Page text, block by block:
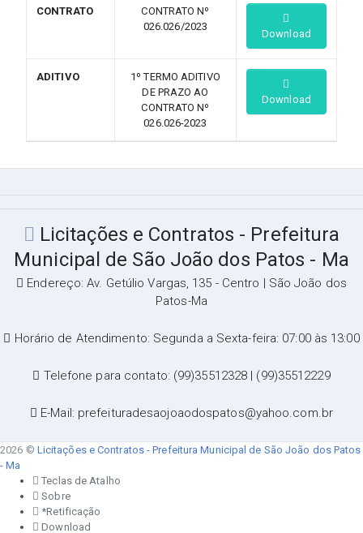
CONTRATO
CONTRATO Nº
026.026/2023
Download
ADITIVO
1º TERMO ADITIVO
DE PRAZO AO
CONTRATO Nº
026.026-2023
Download
Licitações e Contratos - Prefeitura
Municipal de São João dos Patos - Ma
Endereço: Av. Getúlio Vargas, 135 - Centro | São João dos
Patos-Ma
Horário de Atendimento: Segunda a Sexta-feira: 07:00 às 13:00
Telefone para contato: (99)35512328 | (99)35512229
E-Mail: prefeituradesaojoaodospatos@yahoo.com.br
2026 © Licitações e Contratos - Prefeitura Municipal de São João dos Patos
- Ma
Teclas de Atalho
Sobre
*Retificação
Download